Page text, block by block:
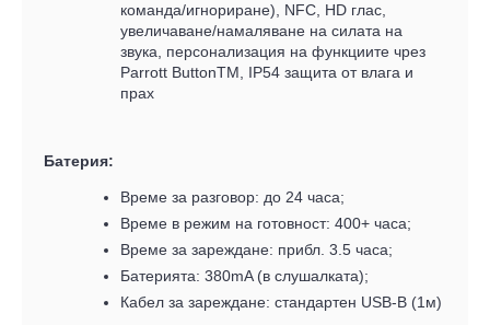
команда/игнориране), NFC, HD глас,
увеличаване/намаляване на силата на
звука, персонализация на функциите чрез
Parrott ButtonTM, IP54 защита от влага и
прах
Батерия:
Време за разговор: до 24 часа;
Време в режим на готовност: 400+ часа;
Време за зареждане: прибл. 3.5 часа;
Батерията: 380mA (в слушалката);
Кабел за зареждане: стандартен USB-B (1м)